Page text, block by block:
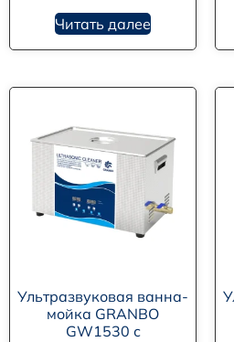
Читать далее
Ультразвуковая ванна-
мойка GRANBO
GW1530 с